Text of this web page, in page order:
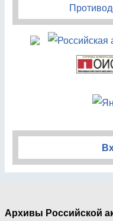
Архивы Российской